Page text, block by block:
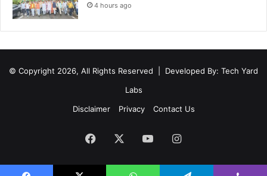
4 hours ago
© Copyright 2026, All Rights Reserved | Developed By: Tech Yard
Labs
Disclaimer
Privacy Contact Us
Facebook YouTubeInstagram